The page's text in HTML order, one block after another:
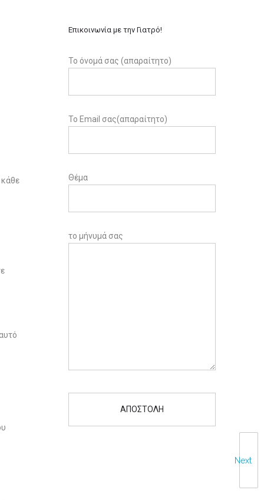
Next
κάθε
Επικοινωνία με την Γιατρό!
Το όνομά σας (απαραίτητο)
Το Email σας(απαραίτητο)
Θέμα
το μήνυμά σας